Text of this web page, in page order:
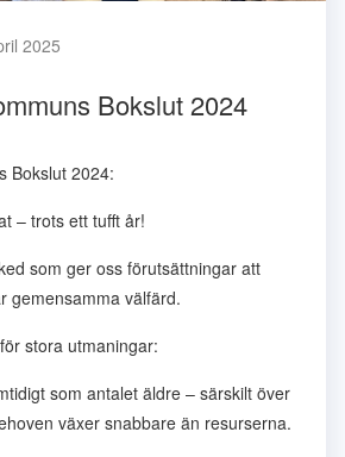
2025
Bokslut 2024
Bokslut 2024:
– trots ett tufft år!
som ger oss förutsättningar att
gemensamma välfärd.
stora utmaningar:
som antalet äldre – särskilt över
växer snabbare än resurserna.